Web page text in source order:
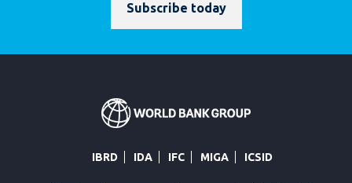
Subscribe today
IBRD IDA IFC MIGA ICSID